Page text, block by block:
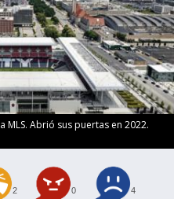
MLS. Abrió sus puertas en 2022.
2 0 4